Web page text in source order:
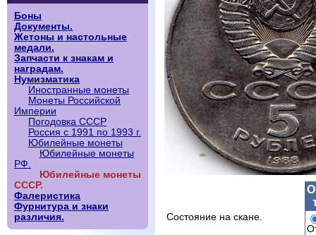
Боны
Документы.
Жетоны и настольные
медали.
Запчасти к знакам и
наградам.
Нумизматика
Иностранные монеты
Монеты Российской
Империи
Погодовка СССР
Россия с 1991 по 1993 г.
Юбилейные монеты
Юбилейные монеты
РФ.
Юбилейные монеты
СССР.
Фалеристика
Фурнитура и знаки
различия.
Состояние на скане.